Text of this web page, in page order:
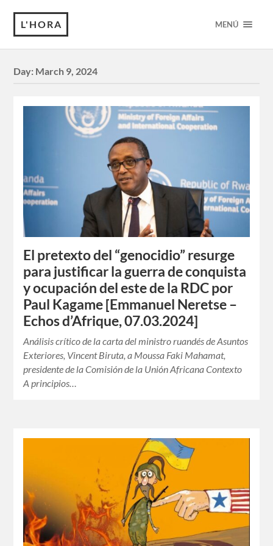
L'HORA MENÚ
Day: March 9, 2024
El pretexto del “genocidio” resurge
para justificar la guerra de conquista
y ocupación del este de la RDC por
Paul Kagame [Emmanuel Neretse –
Echos d’Afrique, 07.03.2024]
Análisis crítico de la carta del ministro ruandés de Asuntos
Exteriores, Vincent Biruta, a Moussa Faki Mahamat,
presidente de la Comisión de la Unión Africana Contexto
A principios…